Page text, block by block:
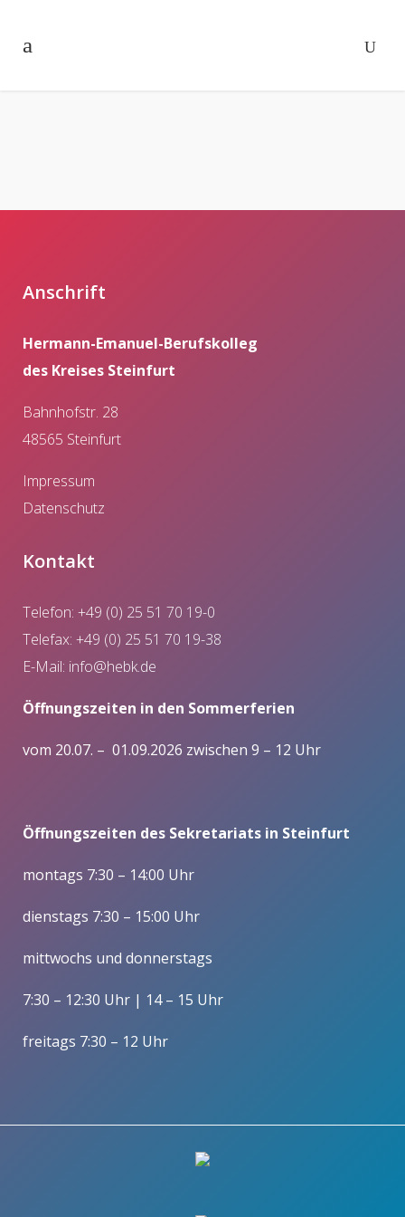
Anschrift
Hermann-Emanuel-Berufskolleg
des Kreises Steinfurt
Bahnhofstr. 28
48565 Steinfurt
Impressum
Datenschutz
Kontakt
Telefon: +49 (0) 25 51 70 19-0
Telefax: +49 (0) 25 51 70 19-38
E-Mail: info@hebk.de
Öffnungszeiten in den Sommerferien
vom 20.07. – 01.09.2026 zwischen 9 – 12 Uhr
Öffnungszeiten des Sekretariats in Steinfurt
montags 7:30 – 14:00 Uhr
dienstags 7:30 – 15:00 Uhr
mittwochs und donnerstags
7:30 – 12:30 Uhr | 14 – 15 Uhr
freitags 7:30 – 12 Uhr